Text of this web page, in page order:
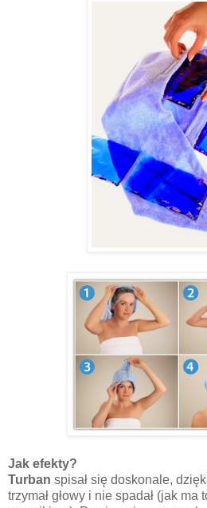
Jak efekty?
Turban spisał się doskonale,
trzymał głowy i nie spadał (jak